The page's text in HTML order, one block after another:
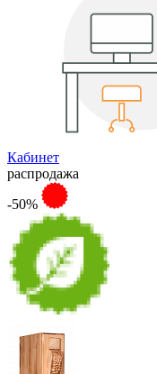
Кабинет
распродажа
-50%